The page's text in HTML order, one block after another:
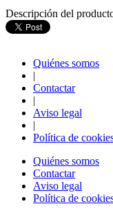
Descripción del
Quiénes somos
|
Contactar
|
Aviso legal
|
Política de
Quiénes somos
Contactar
Aviso legal
Política de